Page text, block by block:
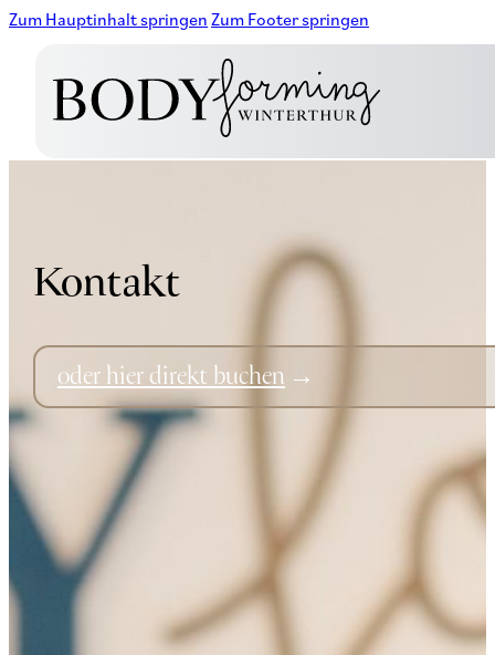
Zum Hauptinhalt springenZum Footer springen
Kontakt
oder hier direkt buchen